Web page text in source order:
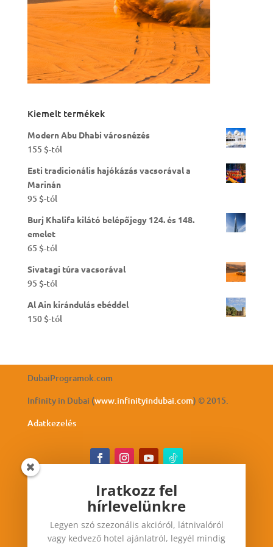
Kiemelt termékek
Modern Abu Dhabi városnézés
155 $-tól
Esti tradicionális hajókázás vacsorával a
Marinán
95 $-tól
Burj Khalifa kilátó belépőjegy 124. és 148.
emelet
65 $-tól
Sivatagi túra vacsorával
95 $-tól
Al Ain kirándulás ebéddel
150 $-tól
DubaiProgramok.com
Infinity in Dubai (www.infinityindubai.com) © 2015.
Adatkezelés
Iratkozz fel hírlevelünkre
Legyen szó szezonális akcióról, látnivalóról vagy
Iratkozz fel
hírlevelünkre
Legyen szó szezonális akcióról, látnivalóról
vagy kedvező hotel ajánlatról, legyél mindig